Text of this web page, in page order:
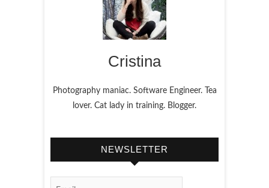
Cristina
Photography maniac. Software Engineer. Tea
lover. Cat lady in training. Blogger.
NEWSLETTER